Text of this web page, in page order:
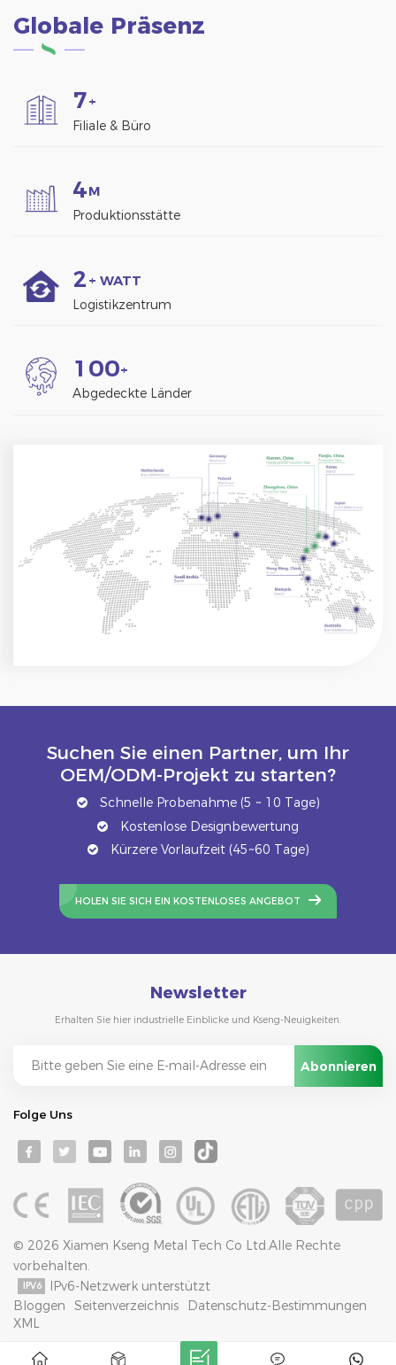
Globale Präsenz
7+
Filiale & Büro
4M
Produktionsstätte
2 + WATT
Logistikzentrum
1 00+
Abgedeckte Länder
Suchen Sie einen Partner, um Ihr
OEM/ODM-Projekt zu starten?
Schnelle Probenahme (5 ~ 10 Tage)
Kostenlose Designbewertung
Kürzere Vorlaufzeit (45~60 Tage)
HOLEN SIE SICH EIN KOSTENLOSES ANGEBOT
Newsletter
Erhalten Sie hier industrielle Einblicke und Kseng-Neuigkeiten.
Folge Uns
© 2026 Xiamen Kseng Metal Tech Co Ltd.Alle Rechte
vorbehalten.
IPv6-Netzwerk unterstützt
Bloggen
Seitenverzeichnis
Datenschutz-Bestimmungen
XML